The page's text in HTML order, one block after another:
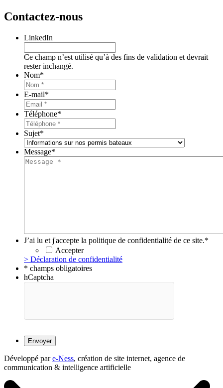
Contactez-nous
LinkedIn
Ce champ n’est utilisé qu’à des fins de validation et devrait
rester inchangé.
Nom*
E-mail*
Téléphone*
Sujet*
Message*
J’ai lu et j'accepte la politique de confidentialité de ce site.*
Accepter
> Déclaration de confidentialité
* champs obligatoires
hCaptcha
Développé pare-Ness, création de site internet, agence de
communication & intelligence artificielle